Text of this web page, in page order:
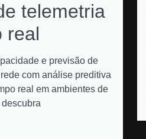
telemetria
real
e previsão de
com análise preditiva
real em ambientes de